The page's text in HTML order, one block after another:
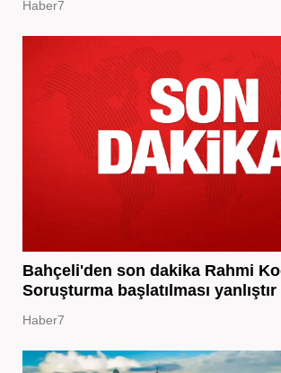
Haber7
Bahçeli'den son dakika Rahmi
Soruşturma başlatılması yanlıştır
Haber7